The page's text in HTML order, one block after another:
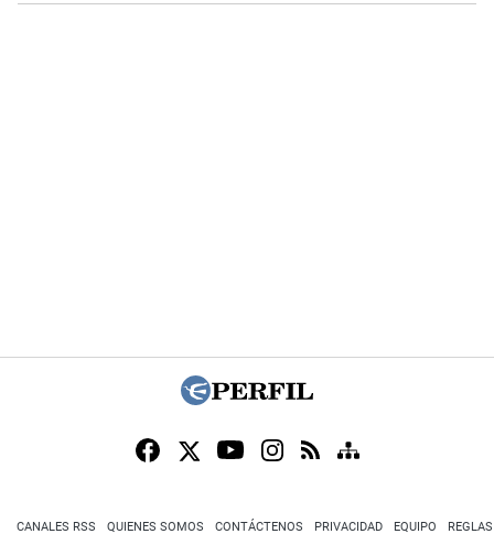
CANALES RSS QUIENES SOMOS CONTÁCTENOS PRIVACIDAD EQUIPO